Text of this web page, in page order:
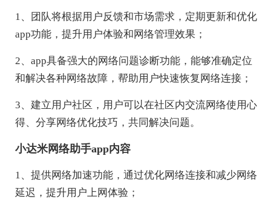
1、团队将根据用户反馈和市场需求，定期更新和优化
app功能，提升用户体验和网络管理效果；
2、app具备强大的网络问题诊断功能，能够准确定位
和解决各种网络故障，帮助用户快速恢复网络连接；
3、建立用户社区，用户可以在社区内交流网络使用心
得、分享网络优化技巧，共同解决问题。
小达米网络助手app内容
1、提供网络加速功能，通过优化网络连接和减少网络
延迟，提升用户上网体验；